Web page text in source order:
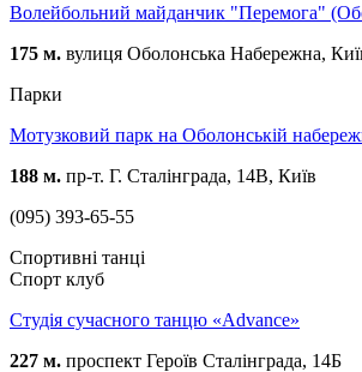
Волейбольний майданчик "Перемога"
175 м. вулиця Оболонська Набережна,
Парки
Мотузковий парк на Оболонській
188 м. пр-т. Г. Сталінграда, 14В, Київ
(095) 393-65-55
Спортивні танці
Спорт клуб
Студія сучасного танцю «Advance»
227 м. проспект Героїв Сталінграда, 14Б